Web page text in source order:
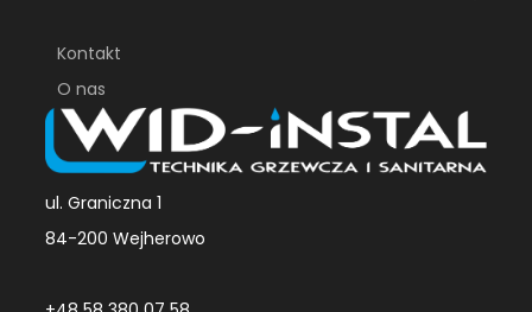
Kontakt
O nas
ul. Graniczna 1
84-200 Wejherowo